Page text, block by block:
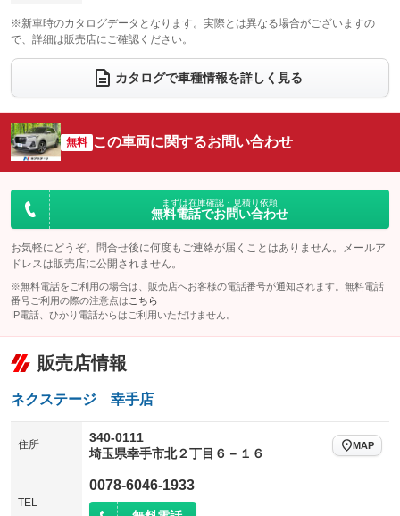
：装備なし ：装備あり
ウォークスルー
：装備なし
電動リアゲート フロントカメラ
：装備あり
：装備なし ：装備あり
サイドカメラ
：装備あり ルーフレール
：装備なし
：装備なし
：装備なし
※新車時のカタログデータとなります。実際とは異なる場合がございますの
で、詳細は販売店にご確認ください。
カタログで車種情報を詳しく見る
無料 この車両に関するお問い合わせ
まずは在庫確認・見積り依頼
無料電話でお問い合わせ
お気軽にどうぞ。問合せ後に何度もご連絡が届くことはありません。メールア
ドレスは販売店に公開されません。
※無料電話をご利用の場合は、販売店へお客様の電話番号が通知されます。無料電話
番号ご利用の際の注意点は こちら
IP電話、ひかり電話からはご利用いただけません。
販売店情報
ネクステージ 幸手店
住所
340-0111
埼玉県幸手市北２丁目６－１６
MAP
TEL
0078-6046-1933